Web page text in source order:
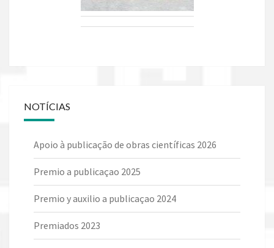
NOTÍCIAS
Apoio à publicação de obras científicas 2026
Premio a publicaçao 2025
Premio y auxilio a publicaçao 2024
Premiados 2023